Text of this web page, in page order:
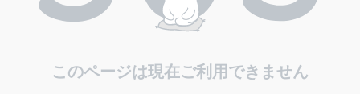
このページは現在ご利用できません